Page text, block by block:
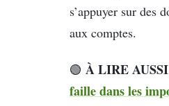
s’appuyer sur des
aux comptes.
🟢 À LIRE
faille dans les